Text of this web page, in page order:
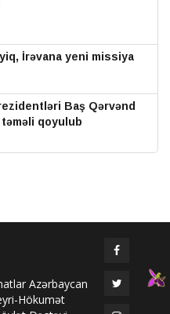
İrəvana yeni missiya
Baş Qərvənd
təməli qoyulub
bəyanatlarla çıxış
Qlobal Media Forumu
nüfuzlu
Azərbaycan
Hökumət